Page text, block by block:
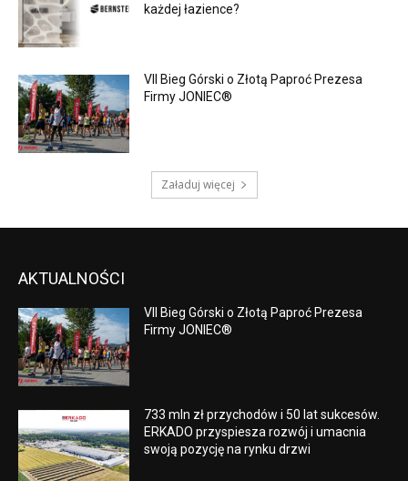
każdej łazience?
VII Bieg Górski o Złotą Paproć Prezesa
Firmy JONIEC®
Załaduj więcej
AKTUALNOŚCI
VII Bieg Górski o Złotą Paproć Prezesa
Firmy JONIEC®
733 mln zł przychodów i 50 lat sukcesów.
ERKADO przyspiesza rozwój i umacnia
swoją pozycję na rynku drzwi